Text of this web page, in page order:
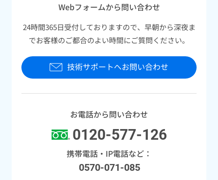
Webフォームから問い合わせ
24時間365日受付しておりますので、早朝から深夜ま
でお客様のご都合のよい時間にご質問ください。
技術サポートへお問い合わせ​
お電話から問い合わせ
0120-577-126
携帯電話・IP電話など：
0570-071-085